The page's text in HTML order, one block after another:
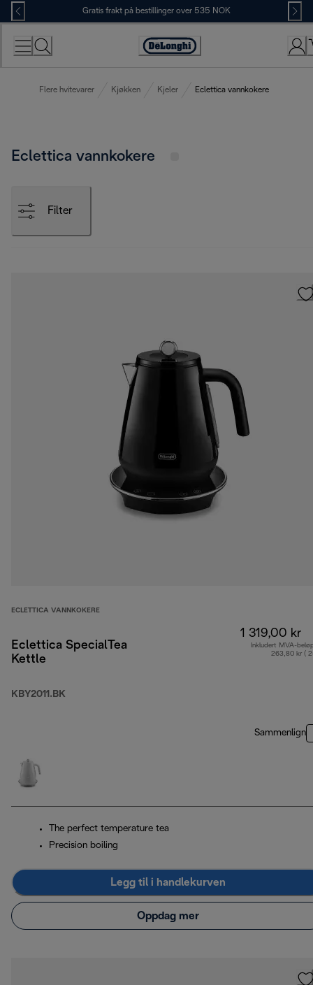
Skip
to
Content
Gratis frakt på bestillinger over 535 NOK
Accessibility
Flere hvitevarer Kjøkken Kjeler Eclettica vannkokere
Eclettica vannkokere
Filter
ECLETTICA VANNKOKERE
Eclettica SpecialTea
Kettle
KBY2011.BK
1 319,00 kr
Inkludert MVA-
263,80 kr (
Sammenlign
The perfect temperature tea
Precision boiling
Legg til i handlekurven
Oppdag mer